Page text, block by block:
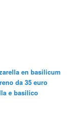
en basilicum
da 35 euro
e basilico